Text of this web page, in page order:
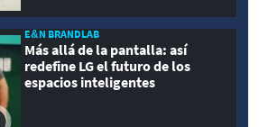
E&N BRANDLAB
Más allá de la pantalla: así
redefine LG el futuro de los
espacios inteligentes